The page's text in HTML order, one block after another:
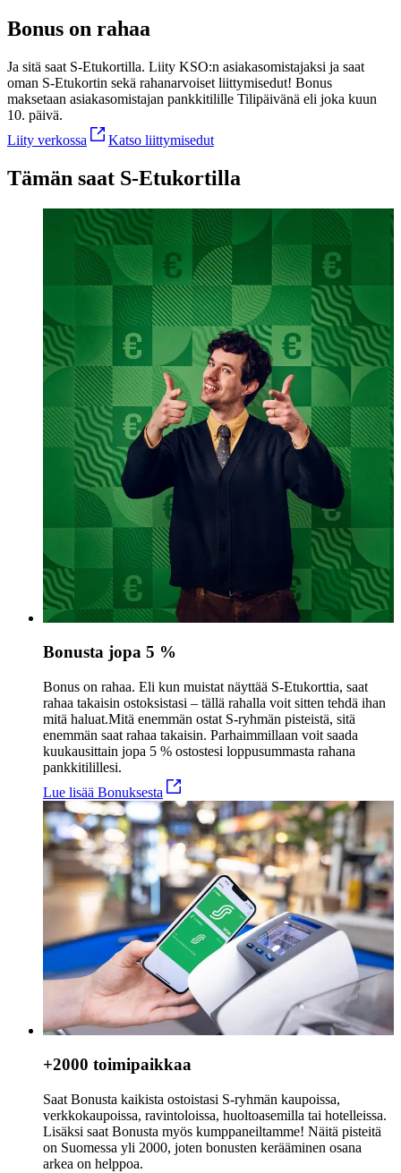
Bonus on rahaa
Ja sitä saat S-Etukortilla. Liity KSO:n asiakasomistajaksi ja saat
oman S-Etukortin sekä rahanarvoiset liittymisedut! Bonus
maksetaan asiakasomistajan pankkitilille Tilipäivänä eli joka kuun
10. päivä.
Liity verkossa
Katso liittymisedut
Tämän saat S-Etukortilla
Bonusta jopa 5 %
Bonus on rahaa. Eli kun muistat näyttää S-Etukorttia, saat
rahaa takaisin ostoksistasi – tällä rahalla voit sitten tehdä ihan
mitä haluat.Mitä enemmän ostat S-ryhmän pisteistä, sitä
enemmän saat rahaa takaisin. Parhaimmillaan voit saada
kuukausittain jopa 5 % ostostesi loppusummasta rahana
pankkitilillesi.
Lue lisää Bonuksesta
+2000 toimipaikkaa
Saat Bonusta kaikista ostoistasi S-ryhmän kaupoissa,
verkkokaupoissa, ravintoloissa, huoltoasemilla tai hotelleissa.
Lisäksi saat Bonusta myös kumppaneiltamme! Näitä pisteitä
on Suomessa yli 2000, joten bonusten kerääminen osana
arkea on helppoa.